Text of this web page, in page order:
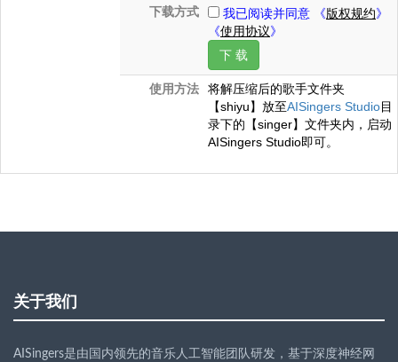
下载方式 我已阅读并同意 《版权规约》
《使用协议》
下 载
使用方法
将解压缩后的歌手文件夹
【shiyu】放至AISingers Studio目
录下的【singer】文件夹内，启动
AISingers Studio即可。
关于我们
AISingers是由国内领先的音乐人工智能团队研发，基于深度神经网